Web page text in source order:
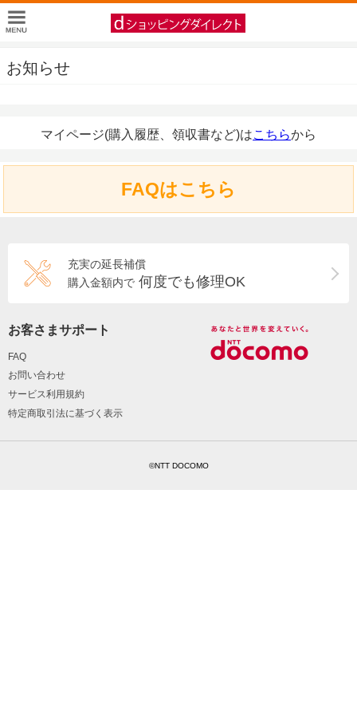
お知らせ
マイページ(購入履歴、領収書など)はこちらから
FAQはこちら
充実の延長補償
購入金額内で 何度でも修理OK
お客さまサポート
FAQ
お問い合わせ
サービス利用規約
特定商取引法に基づく表示
©NTT DOCOMO